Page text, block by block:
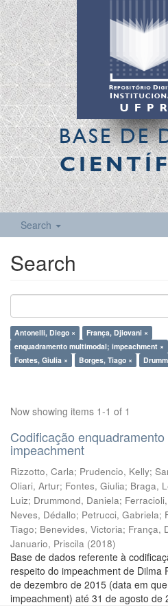
BASE DE
Search
Search
Antonelli, Diego ×
França, Djiovani ×
enquadramento multimodal; impeachment ×
Fontes, Giulia ×
Borges, Tiago ×
Now showing items 1-1 of 1
Codificação
impeachment
Rizzotto, Carla; Prudencio, Kelly;
Oliari, Artur; Fontes, Giulia; Braga,
Luiz; Drummond, Daniela;
Neves, Dédallo; Petrucci, Gabriela;
Tiago; Benevides, Victoria; França,
Januario, Priscila (2018)
Base de dados referente à
respeito do impeachment de Dilma
de dezembro de 2015 (data em
impeachment) até 31 de agosto de